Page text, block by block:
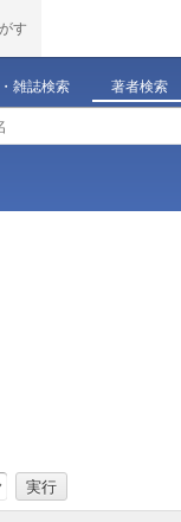
す
雑誌検索 著者検索